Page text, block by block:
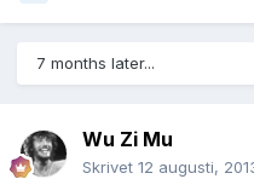
7 months later...
Wu Zi Mu
Skrivet 12 augusti,